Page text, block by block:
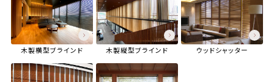
木製横型ブラインド 木製縦型ブラインド ウッドシャッター